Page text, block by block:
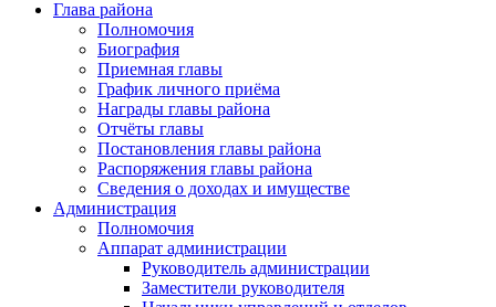
Глава района
Полномочия
Биография
Приемная главы
График личного приёма
Награды главы района
Отчёты главы
Постановления главы района
Распоряжения главы района
Сведения о доходах и имуществе
Администрация
Полномочия
Аппарат администрации
Руководитель администрации
Заместители руководителя